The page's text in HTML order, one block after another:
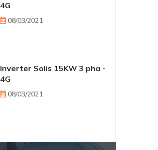
4G
08/03/2021
Inverter Solis 15KW 3 pha -
4G
08/03/2021